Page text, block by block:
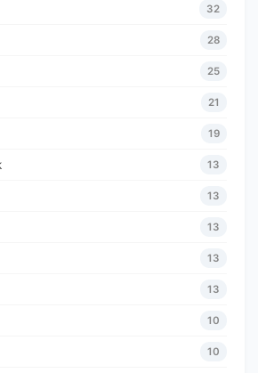
32
28
25
21
19
13
13
13
13
13
10
10